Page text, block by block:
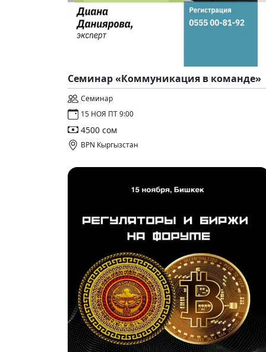
Cеминар «Коммуникация в команде»
Семинар
15 НОЯ ПТ 9:00
4500 сом
BPN Кыргызстан